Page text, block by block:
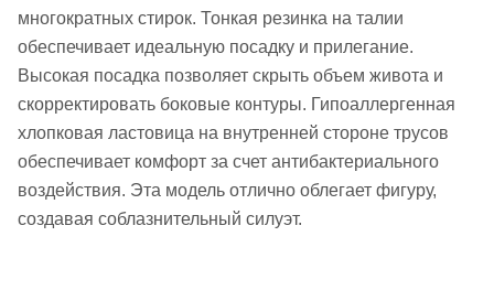
многократных стирок. Тонкая резинка на талии
обеспечивает идеальную посадку и прилегание.
Высокая посадка позволяет скрыть объем живота и
скорректировать боковые контуры. Гипоаллергенная
хлопковая ластовица на внутренней стороне трусов
обеспечивает комфорт за счет антибактериального
воздействия. Эта модель отлично облегает фигуру,
создавая соблазнительный силуэт.